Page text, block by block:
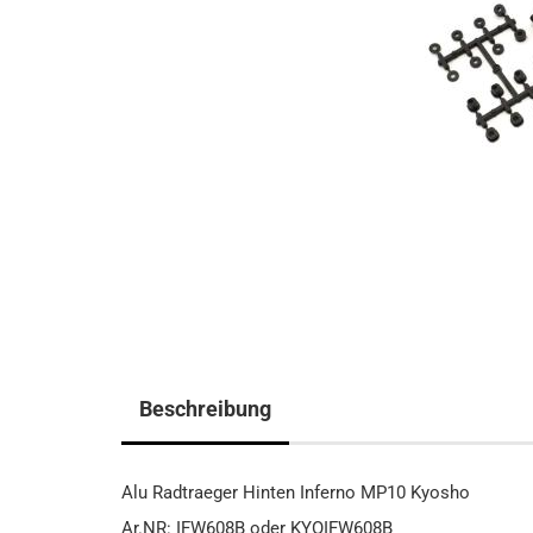
Beschreibung
Alu Radtraeger Hinten Inferno MP10 Kyosho
Ar.NR: IFW608B oder KYOIFW608B